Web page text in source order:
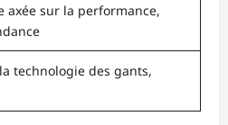
axée sur la performance,
technologie des gants,